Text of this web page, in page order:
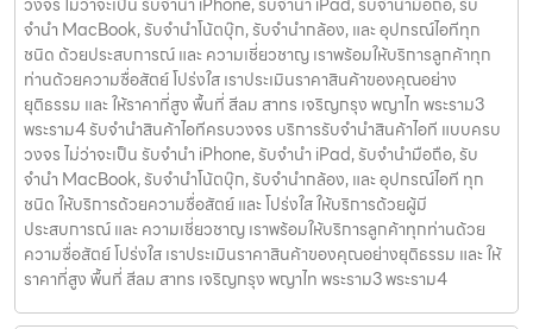
จำนำ MacBook, รับจำนำโน้ตบุ๊ก, รับจำนำกล้อง, และ อุปกรณ์ไอทีทุก
ชนิด ด้วยประสบการณ์ และ ความเชี่ยวชาญ เราพร้อมให้บริการลูกค้าทุก
ท่านด้วยความซื่อสัตย์ โปร่งใส เราประเมินราคาสินค้าของคุณอย่าง
ยุติธรรม และ ให้ราคาที่สูง พื้นที่ สีลม สาทร เจริญกรุง พญาไท พระราม3
พระราม4 รับจำนำสินค้าไอทีครบวงจร บริการรับจำนำสินค้าไอที แบบครบ
วงจร ไม่ว่าจะเป็น รับจำนำ iPhone, รับจำนำ iPad, รับจำนำมือถือ, รับ
จำนำ MacBook, รับจำนำโน้ตบุ๊ก, รับจำนำกล้อง, และ อุปกรณ์ไอที ทุก
ชนิด ให้บริการด้วยความซื่อสัตย์ และ โปร่งใส ให้บริการด้วยผู้มี
ประสบการณ์ และ ความเชี่ยวชาญ เราพร้อมให้บริการลูกค้าทุกท่านด้วย
ความซื่อสัตย์ โปร่งใส เราประเมินราคาสินค้าของคุณอย่างยุติธรรม และ ให้
ราคาที่สูง พื้นที่ สีลม สาทร เจริญกรุง พญาไท พระราม3 พระราม4